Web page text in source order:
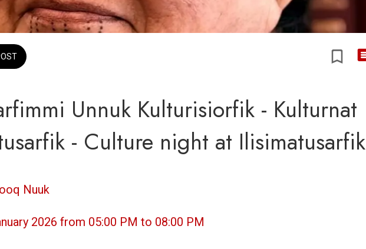
Unnuk Kulturisiorfik - Kulturnat
- Culture night at Ilisimatusarfik
Nuuk
2026 from 05:00 PM to 08:00 PM